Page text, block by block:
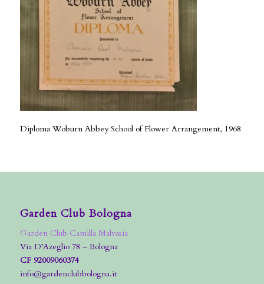
Diploma Woburn Abbey School of Flower Arrangement, 1968
Garden Club Bologna
Garden Club Camilla Malvasia
Via D’Azeglio 78 – Bologna
CF 92009060374
info@gardenclubbologna.it